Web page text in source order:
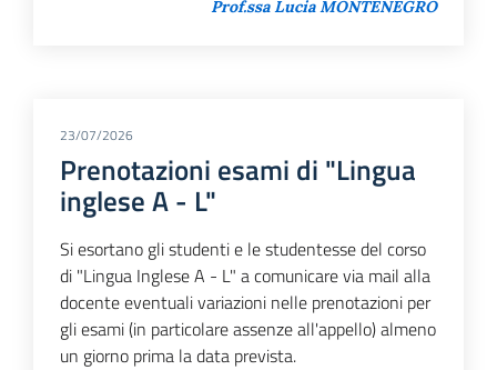
Prof.ssa Lucia MONTENEGRO
23/07/2026
Prenotazioni esami di "Lingua
inglese A - L"
Si esortano gli studenti e le studentesse del corso
di "Lingua Inglese A - L" a comunicare via mail alla
docente eventuali variazioni nelle prenotazioni per
gli esami (in particolare assenze all'appello) almeno
un giorno prima la data prevista.